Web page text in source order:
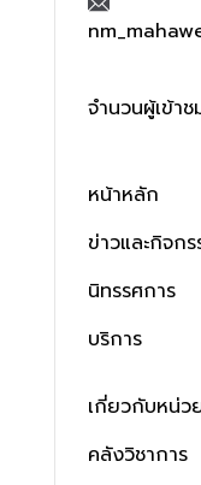
จำนวนผู้เข้า
หน้าหลัก
ข่าวและกิจกร
นิทรรศการ
บริการ
เกี่ยวกับหน่ว
คลังวิชาการ